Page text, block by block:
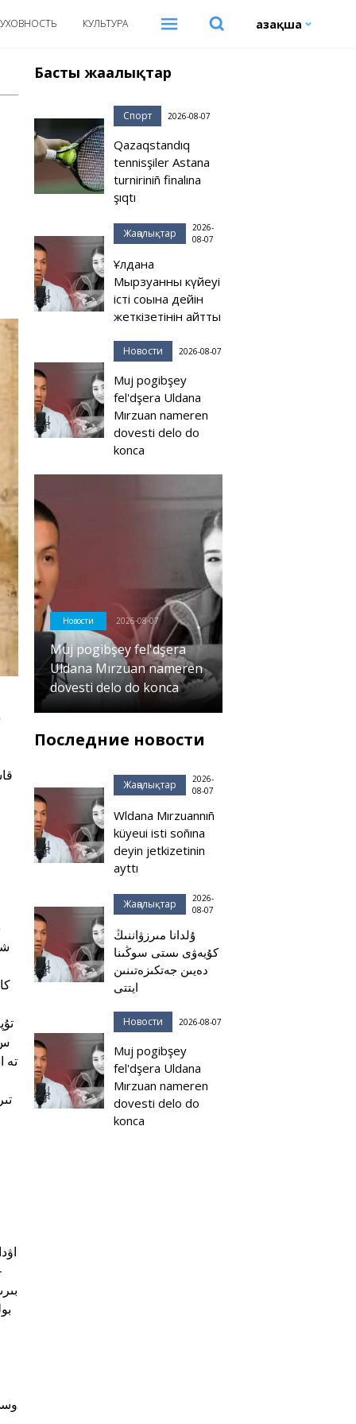
КУЛЬТУРА Қазақша
تە
Басты жаңалықтар
Спорт 2026-08-07
Qazaqstandıq
tennisşiler Astana
turniriniñ finalına
şıqtı
Жаңалықтар
2026-
08-07
Ұлдана
Мырзуанның күйеуі
істі соңына дейін
жеткізетінін айтты
Новости 2026-08-07
Muj pogibşey
fel'dşera Uldana
Mırzuan nameren
dovesti delo do
konca
Новости 2026-08-07
Muj pogibşey fel'dşera
Uldana Mırzuan nameren
dovesti delo do konca
Последние новости
Жаңалықтар
2026-
08-07
Wldana Mırzuannıñ
küyeui isti soñına
deyin jetkizetinin
ayttı
Жаңалықтар
2026-
08-07
ۇلدانا مىرزۋاننىڭ
كۇيەۋى ىستى سوڭىنا
دەيىن جەتكىزەتىنىن
ايتتى
Новости 2026-08-07
Muj pogibşey
fel'dşera Uldana
Mırzuan nameren
dovesti delo do
konca